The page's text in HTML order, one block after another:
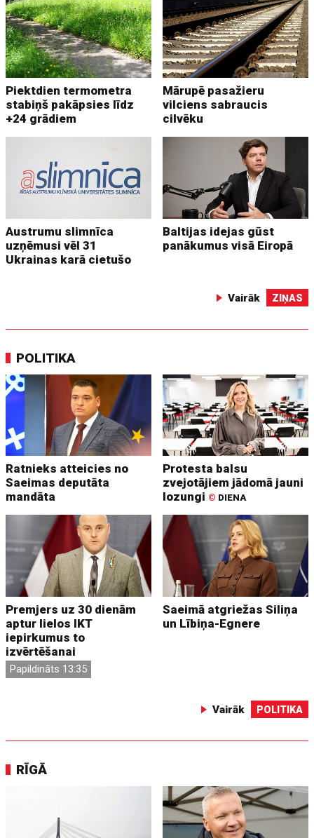
Piektdien termometra
stabiņš pakāpsies līdz
+24 grādiem
Mārupē pasažieru
vilciens sabraucis
cilvēku
Austrumu slimnīca
uzņēmusi vēl 31
Ukrainas karā cietušo
Baltijas idejas gūst
panākumus visā Eiropā
Vairāk ZIŅAS
POLITIKA
Ratnieks atteicies no
Saeimas deputāta
mandāta
Protesta balsu
zvejotājiem jādomā jauni
lozungi © DIENA
Premjers uz 30 dienām
aptur lielos IKT
iepirkumus to
izvērtēšanai
Papildināts 13:35
Saeimā atgriežas Siliņa
un Lībiņa-Egnere
Vairāk POLITIKA
RĪGĀ